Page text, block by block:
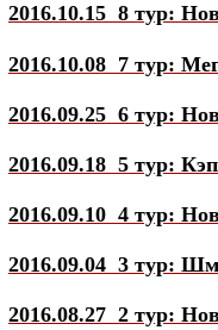
2016.10.15 8 тур:
2016.10.08 7 тур:
2016.09.25 6 тур:
2016.09.18 5 тур:
2016.09.10 4 тур:
2016.09.04 3 тур:
2016.08.27 2 тур: